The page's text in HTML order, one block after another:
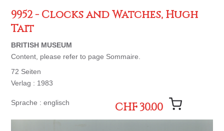
9952 - Clocks and Watches, Hugh
Tait
BRITISH MUSEUM
Content, please refer to page Sommaire.
72 Seiten
Verlag : 1983
Sprache : englisch CHF 30.00